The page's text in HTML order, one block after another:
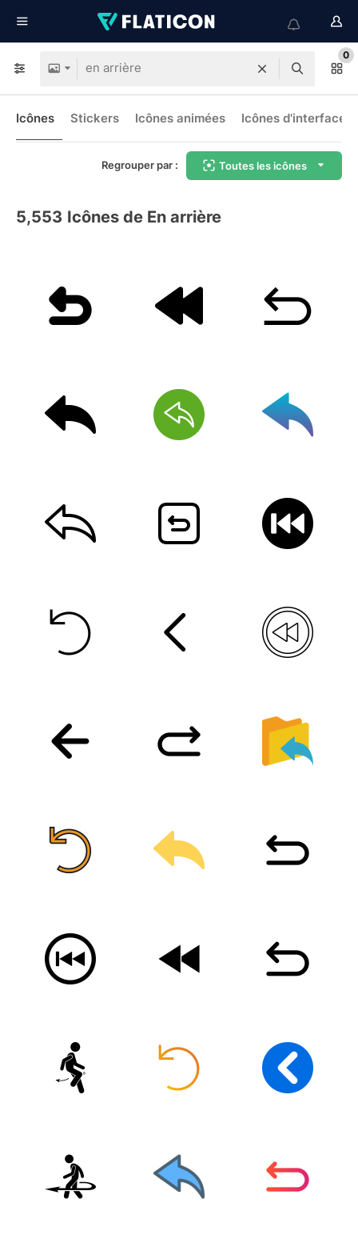
0
Icônes Stickers Icônes animées Icônes d'interface
Regrouper par : Toutes les icônes
5,553 Icônes de En arrière